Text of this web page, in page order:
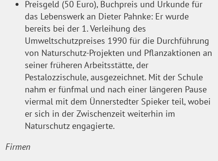
Preisgeld (50 Euro), Buchpreis und Urkunde für
das Lebenswerk an Dieter Pahnke: Er wurde
bereits bei der 1. Verleihung des
Umweltschutzpreises 1990 für die Durchführung
von Naturschutz-Projekten und Pflanzaktionen an
seiner früheren Arbeitsstätte, der
Pestalozzischule, ausgezeichnet. Mit der Schule
nahm er fünfmal und nach einer längeren Pause
viermal mit dem Ünnerstedter Spieker teil, wobei
er sich in der Zwischenzeit weiterhin im
Naturschutz engagierte.
Firmen